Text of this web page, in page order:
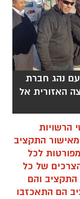
נהג חברת
האזורית אל
הרשויות
מאישור התקציב
לכל
של כל
והם
הם התאכזבו